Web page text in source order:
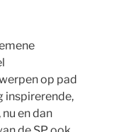
op pad
inspirerende,
en dan